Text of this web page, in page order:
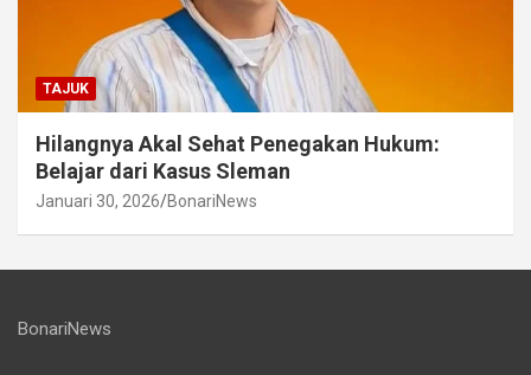
TAJUK
Hilangnya Akal Sehat Penegakan Hukum:
Belajar dari Kasus Sleman
Januari 30, 2026 BonariNews
BonariNews